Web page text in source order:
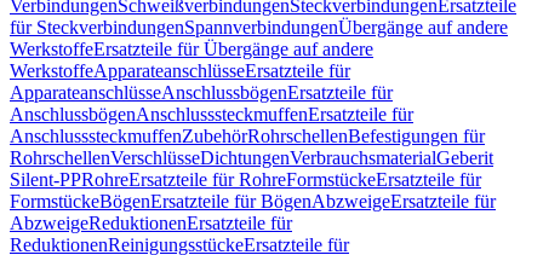
VerbindungenSchweißverbindungenSteckverbindungenErsatzteile
für SteckverbindungenSpannverbindungenÜbergänge auf andere
WerkstoffeErsatzteile für Übergänge auf andere
WerkstoffeApparateanschlüsseErsatzteile für
ApparateanschlüsseAnschlussbögenErsatzteile für
AnschlussbögenAnschlusssteckmuffenErsatzteile für
AnschlusssteckmuffenZubehörRohrschellenBefestigungen für
RohrschellenVerschlüsseDichtungenVerbrauchsmaterialGeberit
Silent-PPRohreErsatzteile für RohreFormstückeErsatzteile für
FormstückeBögenErsatzteile für BögenAbzweigeErsatzteile für
AbzweigeReduktionenErsatzteile für
ReduktionenReinigungsstückeErsatzteile für